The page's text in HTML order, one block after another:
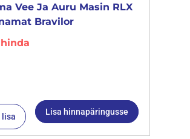
Vee Ja Auru Masin RLX
Bravilor
lisa Lisa hinnapäringusse